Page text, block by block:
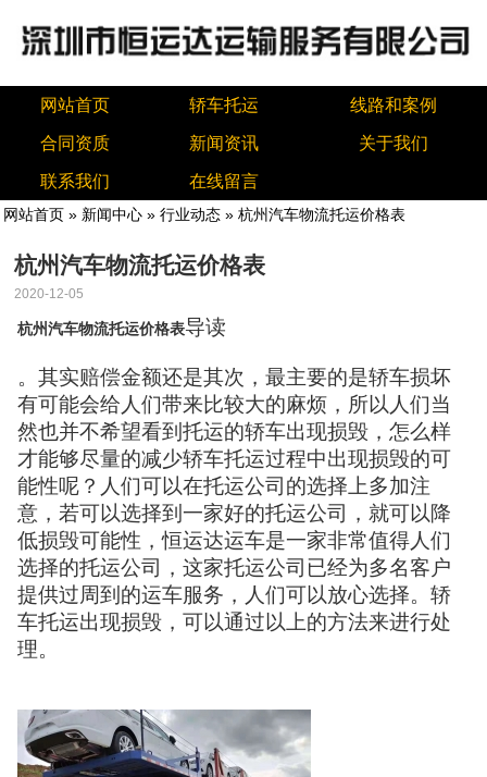
网站首页 轿车托运 线路和案例
合同资质 新闻资讯 关于我们
联系我们 在线留言
网站首页 » 新闻中心 » 行业动态 » 杭州汽车物流托运价格表
杭州汽车物流托运价格表
2020-12-05
杭州汽车物流托运价格表导读
。其实赔偿金额还是其次，最主要的是轿车损坏
有可能会给人们带来比较大的麻烦，所以人们当
然也并不希望看到托运的轿车出现损毁，怎么样
才能够尽量的减少轿车托运过程中出现损毁的可
能性呢？人们可以在托运公司的选择上多加注
意，若可以选择到一家好的托运公司，就可以降
低损毁可能性，恒运达运车是一家非常值得人们
选择的托运公司，这家托运公司已经为多名客户
提供过周到的运车服务，人们可以放心选择。轿
车托运出现损毁，可以通过以上的方法来进行处
理。